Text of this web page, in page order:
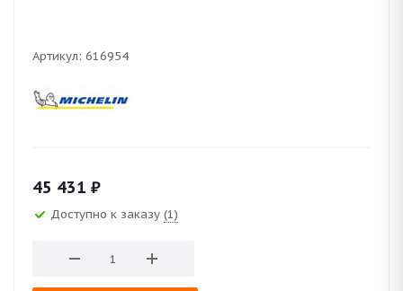
Артикул: 616954
45 431 ₽
Доступно к заказу (1)